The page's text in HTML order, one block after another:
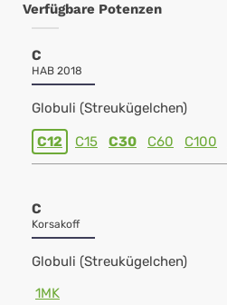
Verfügbare Potenzen
C
HAB 2018
Globuli (Streukügelchen)
C12 C15 C30 C60 C100
C
Korsakoff
Globuli (Streukügelchen)
1MK